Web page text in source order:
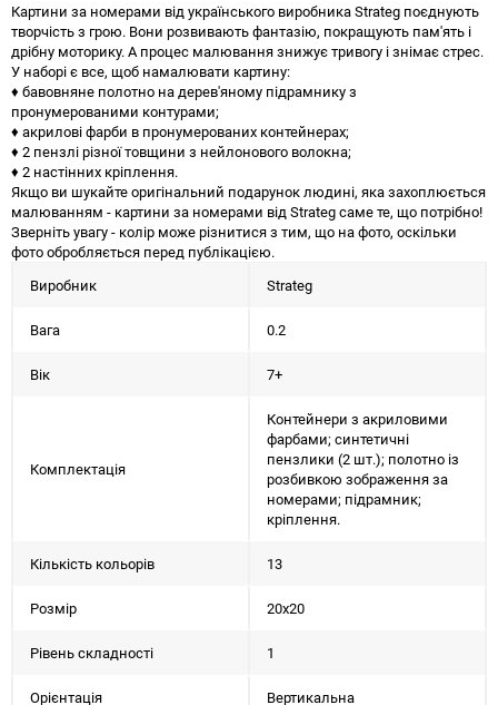
Картини за номерами від українського виробника Strateg поєднують
творчість з грою. Вони розвивають фантазію, покращують пам'ять і
дрібну моторику. А процес малювання знижує тривогу і знімає стрес.
У наборі є все, щоб намалювати картину:
♦ бавовняне полотно на дерев'яному підрамнику з
пронумерованими контурами;
♦ акрилові фарби в пронумерованих контейнерах;
♦ 2 пензлі різної товщини з нейлонового волокна;
♦ 2 настінних кріплення.
Якщо ви шукайте оригінальний подарунок людині, яка захоплюється
малюванням - картини за номерами від Strateg саме те, що потрібно!
Зверніть увагу - колір може різнитися з тим, що на фото, оскільки
фото обробляється перед публікацією.
Виробник
Strateg
Вага 0.2
Вік 7+
Комплектація
Контейнери з акриловими
фарбами; синтетичні
пензлики (2 шт.); полотно із
розбивкою зображення за
номерами; підрамник;
кріплення.
Кількість кольорів 13
Розмір 20х20
Рівень складності 1
Орієнтація Вертикальна